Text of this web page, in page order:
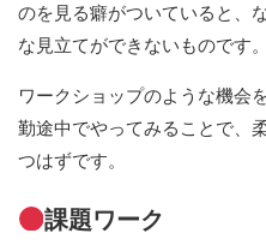
のを見る癖がついていると、
な見立てができないものです。
ワークショップのような機会
勤途中でやってみることで、
つはずです。
課題ワーク